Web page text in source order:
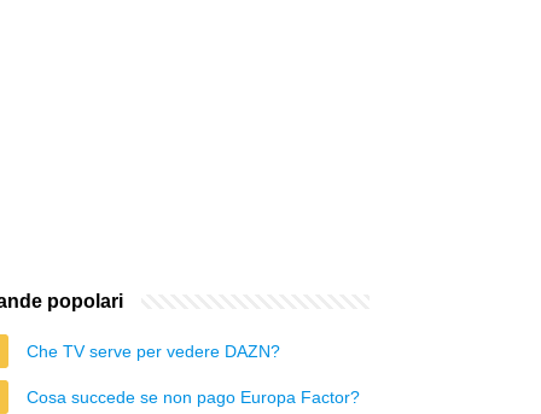
popolari
Che TV serve per vedere DAZN?
Cosa succede se non pago Europa Factor?